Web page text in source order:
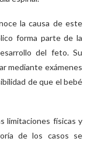
la causa de este
forma parte de la
del feto. Su
mediante exámenes
de que el bebé
limitaciones físicas y
de los casos se